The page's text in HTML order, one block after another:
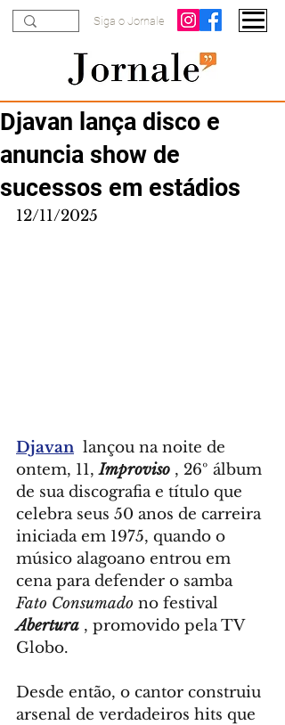
Siga o Jornale
Djavan lança disco e
anuncia show de
sucessos em estádios
12/11/2025
Djavan lançou na noite de
ontem, 11, Improviso , 26º álbum
de sua discografia e título que
celebra seus 50 anos de carreira
iniciada em 1975, quando o
músico alagoano entrou em
cena para defender o samba
Fato Consumado no festival
Abertura , promovido pela TV
Globo.
Desde então, o cantor construiu
arsenal de verdadeiros hits que